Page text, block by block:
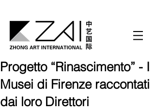
Progetto “Rinascimento” - I
Musei di Firenze raccontati
dai loro Direttori